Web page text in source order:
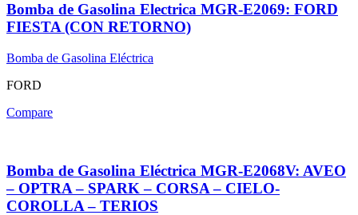
Bomba de Gasolina Electrica MGR-E2069: FORD
FIESTA (CON RETORNO)
Bomba de Gasolina Eléctrica
FORD
Compare
Bomba de Gasolina Eléctrica MGR-E2068V: AVEO
– OPTRA – SPARK – CORSA – CIELO-
COROLLA – TERIOS